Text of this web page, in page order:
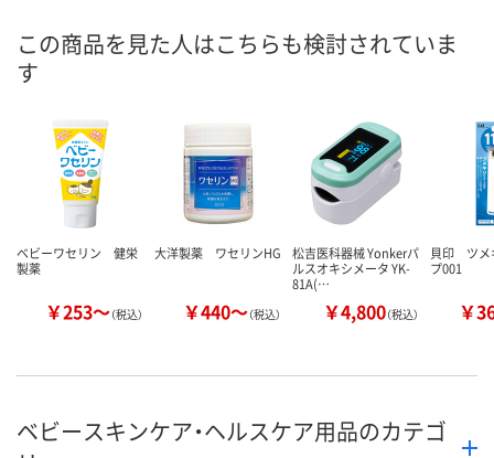
お届け日 8月11日（火） 8月11日（火） 8月11日（火）
数量
カゴへ
数量
カゴへ カ
この商品を見た人はこちらも検討されていま
す
ベビーワセリン 健栄
製薬
￥253～（税込）
大洋製薬 ワセリンHG
￥440～（税込）
松吉医科器械 Yonkerパ
ルスオキシメータ YK-
81A(…
￥4,800（税込）
貝印 ツ
プ001
￥
ベビースキンケア・ヘルスケア用品のカテゴ